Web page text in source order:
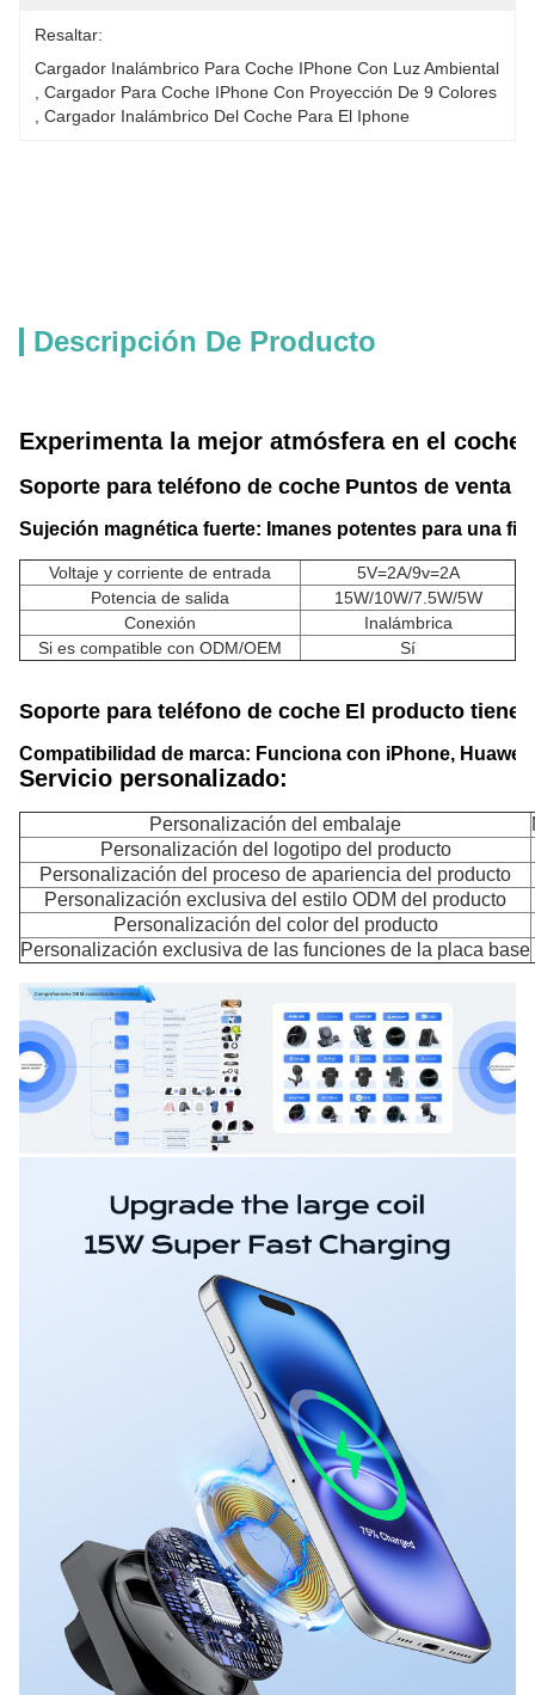
Resaltar:
Cargador Inalámbrico Para Coche IPhone Con Luz Ambiental
Cargador Para Coche IPhone Con Proyección De 9 Colores
Cargador Inalámbrico Del Coche Para El Iphone
Descripción De Producto
Experimenta la mejor atmósfera en el
Soporte para teléfono de coche Puntos de venta
Sujeción magnética fuerte: Imanes potentes para una
Voltaje y corriente de entrada
5V=2A/9v=2A
Potencia de salida
15W/10W/7.5W/5W
Conexión
Inalámbrica
Si es compatible con ODM/OEM
Sí
Soporte para teléfono de coche El producto tiene
Compatibilidad de marca: Funciona con iPhone,
Servicio personalizado:
Personalización del embalaje
Personalización del logotipo del producto
Personalización del proceso de apariencia del producto
Personalización exclusiva del estilo ODM del producto
Personalización del color del producto
Personalización exclusiva de las funciones de la placa base